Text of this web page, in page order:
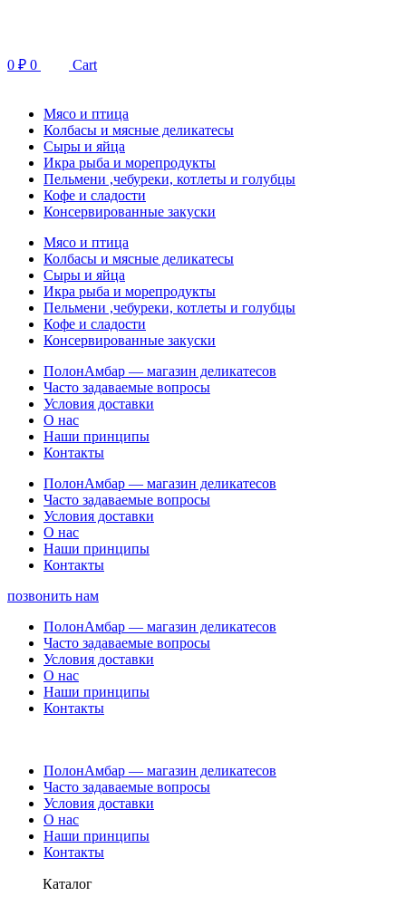
0 ₽ 0 Cart
Мясо и птица
Колбасы и мясные деликатесы
Сыры и яйца
Икра рыба и морепродукты
Пельмени ,чебуреки, котлеты и голубцы
Кофе и сладости
Консервированные закуски
Мясо и птица
Колбасы и мясные деликатесы
Сыры и яйца
Икра рыба и морепродукты
Пельмени ,чебуреки, котлеты и голубцы
Кофе и сладости
Консервированные закуски
ПолонАмбар — магазин деликатесов
Часто задаваемые вопросы
Условия доставки
О нас
Наши принципы
Контакты
ПолонАмбар — магазин деликатесов
Часто задаваемые вопросы
Условия доставки
О нас
Наши принципы
Контакты
позвонить нам
ПолонАмбар — магазин деликатесов
Часто задаваемые вопросы
Условия доставки
О нас
Наши принципы
Контакты
ПолонАмбар — магазин деликатесов
Часто задаваемые вопросы
Условия доставки
О нас
Наши принципы
Контакты
Каталог